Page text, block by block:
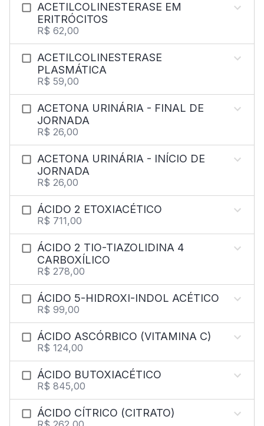
ACETILCOLINESTERASE EM
ERITRÓCITOS
R$ 62,00
ACETILCOLINESTERASE
PLASMÁTICA
R$ 59,00
ACETONA URINÁRIA - FINAL DE
JORNADA
R$ 26,00
ACETONA URINÁRIA - INÍCIO DE
JORNADA
R$ 26,00
ÁCIDO 2 ETOXIACÉTICO
R$ 711,00
ÁCIDO 2 TIO-TIAZOLIDINA 4
CARBOXÍLICO
R$ 278,00
ÁCIDO 5-HIDROXI-INDOL ACÉTICO
R$ 99,00
ÁCIDO ASCÓRBICO (VITAMINA C)
R$ 124,00
ÁCIDO BUTOXIACÉTICO
R$ 845,00
ÁCIDO CÍTRICO (CITRATO)